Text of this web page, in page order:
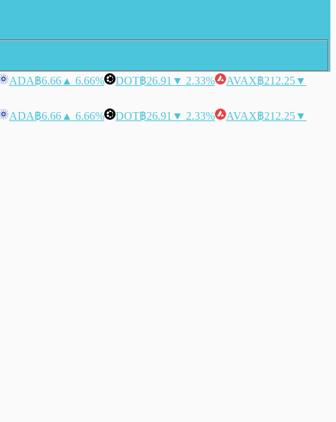
ADA฿6.66 ▲ 6.66% DOT฿26.91 ▼ 2.33% AVAX฿212.25▼
ADA฿6.66 ▲ 6.66% DOT฿26.91 ▼ 2.33% AVAX฿212.25▼